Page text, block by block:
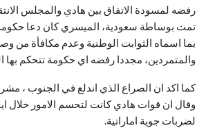
رفضه لمسودة الاتفاق بين هادي والمجلس
تمت بوساطة سعودية، الميسري كان دعا
بما اسماه الثوابت الوطنية وعدم مكافأة من
والمتمردين، مجددا رفضه اي حكومة تتحكم بها
كما اكد ان الصراع الذي اندلع في الجنوب ،
وقال ان قوات هادي كانت لتحسم الامور خلال
لضربات جوية اماراتية.